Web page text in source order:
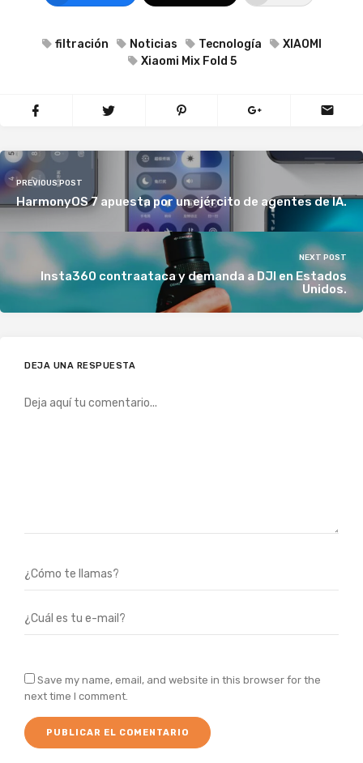
filtración Noticias Tecnología
XIAOMI
Xiaomi Mix Fold 5
PREVIOUS POST
HarmonyOS 7 apuesta por un ejército de agentes de IA.
NEXT POST
Insta360 contraataca y demanda a DJI en Estados
Unidos.
DEJA UNA RESPUESTA
Save my name, email, and website in this browser for the
next time I comment.